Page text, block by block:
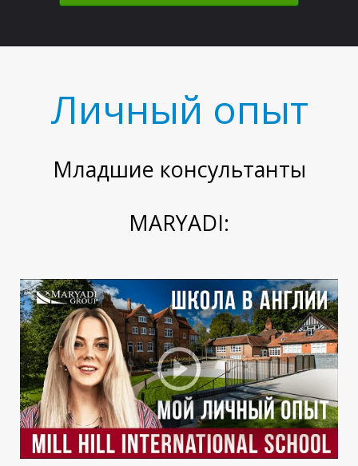
Ф
Личный опыт
Младшие консультанты
MARYADI: